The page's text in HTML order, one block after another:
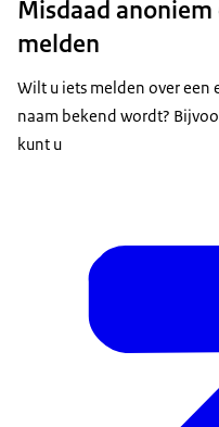
Misdaad
melden
Wilt u iets melden over een
naam bekend wordt?
kunt u